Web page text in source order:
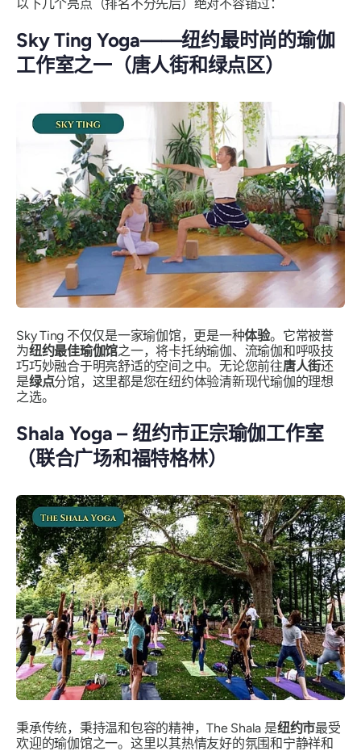
以下几个亮点（排名不分先后）绝对不容错过：
Sky Ting Yoga——纽约最时尚的瑜伽
工作室之一（唐人街和绿点区）
Sky Ting 不仅仅是一家瑜伽馆，更是一种体验。它常被誉
为纽约最佳瑜伽馆之一，将卡托纳瑜伽、流瑜伽和呼吸技
巧巧妙融合于明亮舒适的空间之中。无论您前往唐人街还
是绿点分馆，这里都是您在纽约体验清新现代瑜伽的理想
之选。
Shala Yoga – 纽约市正宗瑜伽工作室
（联合广场和福特格林）
秉承传统，秉持温和包容的精神，The Shala 是纽约市最受
欢迎的瑜伽馆之一。这里以其热情友好的氛围和宁静祥和